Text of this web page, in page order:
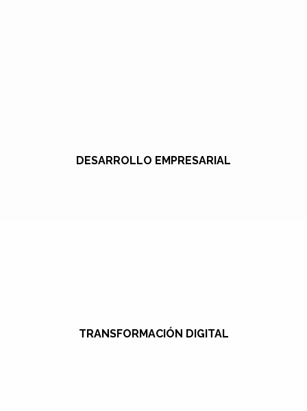
DESARROLLO EMPRESARIAL
TRANSFORMACIÓN DIGITAL